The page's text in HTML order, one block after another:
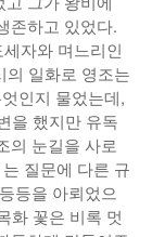
존하고 있었다.
자와 며느리인
의 일화로 영조는
인지 물었는데,
을 했지만 유독
의 눈길을 사로
질문에 다른 규
등을 아뢰었으
화 꽃은 비록 멋